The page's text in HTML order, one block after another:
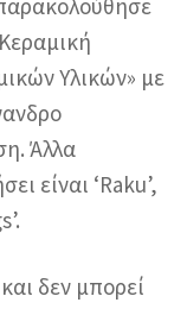
Υλικών» με
Άλλα
είναι ‘Raku’,
δεν μπορεί